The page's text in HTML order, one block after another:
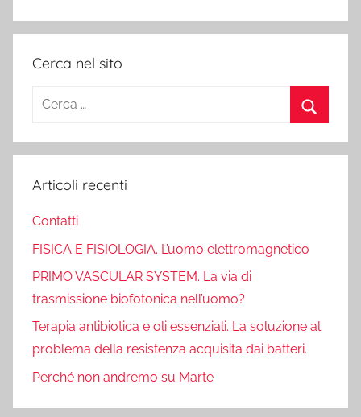
Cerca nel sito
Ricerca
Articoli recenti
Contatti
FISICA E FISIOLOGIA. L’uomo elettromagnetico
PRIMO VASCULAR SYSTEM. La via di
trasmissione biofotonica nell’uomo?
Terapia antibiotica e oli essenziali. La soluzione al
problema della resistenza acquisita dai batteri.
Perché non andremo su Marte